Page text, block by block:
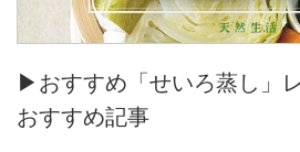
▶おすすめ「せいろ蒸し」
おすすめ記事